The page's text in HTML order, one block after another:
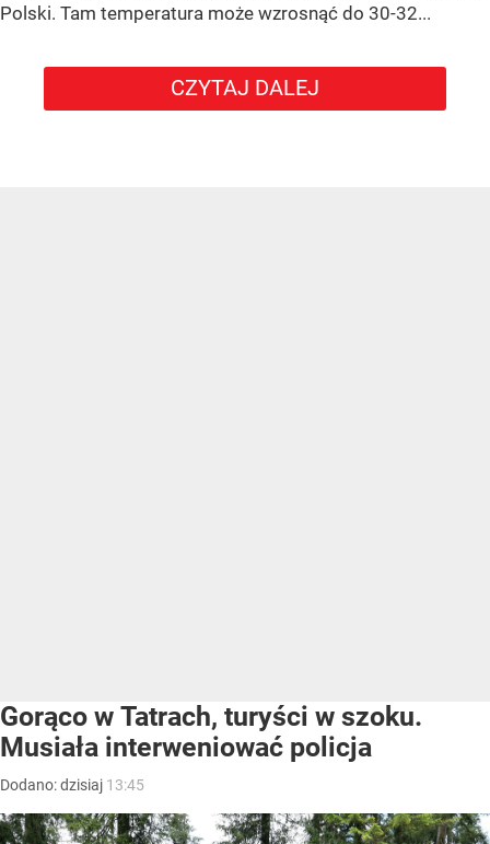
Polski. Tam temperatura może wzrosnąć do 30-32...
CZYTAJ DALEJ
Gorąco w Tatrach, turyści w szoku.
Musiała interweniować policja
Dodano:dzisiaj 13:45